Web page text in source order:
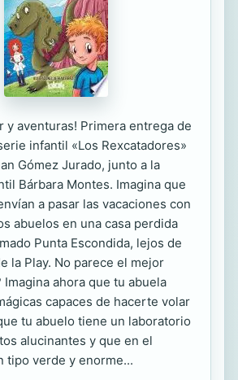
y aventuras! Primera entrega de
infantil «Los Rexcatadores»
Gómez Jurado, junto a la
Bárbara Montes. Imagina que
a pasar las vacaciones con
abuelos en una casa perdida
Punta Escondida, lejos de
la Play. No parece el mejor
Imagina ahora que tu abuela
capaces de hacerte volar
tu abuelo tiene un laboratorio
alucinantes y que en el
tipo verde y enorme...